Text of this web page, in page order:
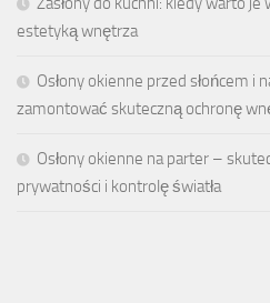
estetyką wnętrza
Osłony okienne przed słońcem i
zamontować skuteczną ochronę
Osłony okienne na parter –
prywatności i kontrolę światła